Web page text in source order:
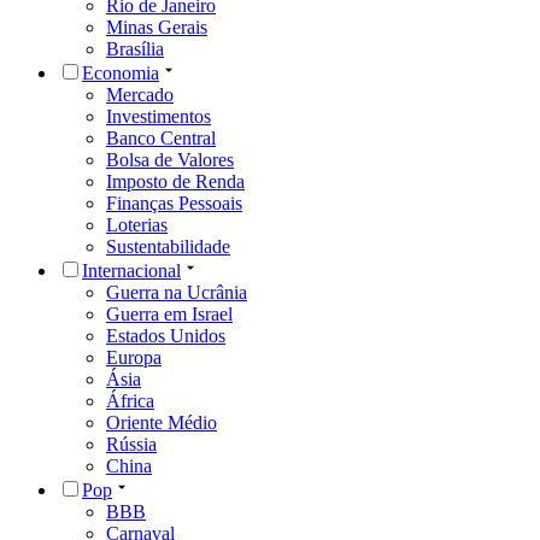
Rio de Janeiro
Minas Gerais
Brasília
Economia
Mercado
Investimentos
Banco Central
Bolsa de Valores
Imposto de Renda
Finanças Pessoais
Loterias
Sustentabilidade
Internacional
Guerra na Ucrânia
Guerra em Israel
Estados Unidos
Europa
Ásia
África
Oriente Médio
Rússia
China
Pop
BBB
Carnaval